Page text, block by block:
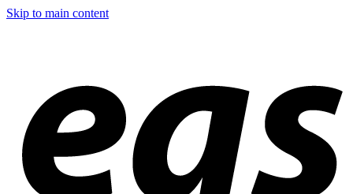
Skip to main content